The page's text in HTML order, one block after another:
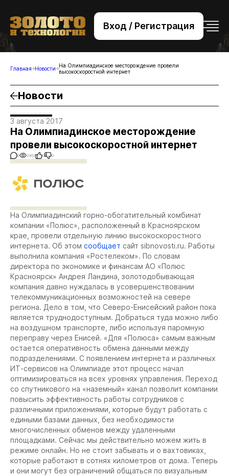
Вход / Регистрация
+7 (495) 221-76-32
bsv@zolteh.ru
Главная Новости
На Олимпиадинское месторождение провели
высокоскоростной интернет
Новости
3 августа 2017
На Олимпиадинское месторождение
провели высокоскоростной интернет
0 2957 0 0
На Олимпиадинский горно-обогатительный комбинат
компании «Полюс», расположенный в Красноярском
крае, провели отдельную линию высокоскоростного
интернета. Об этом сообщает сайт sibnovosti.ru. Работы
выполнила компания «Ростелеком». По словам
директора по экономике и финансам АО «Полюс
Красноярск» Андрея Ландина, золотодобывающая
компания давно нуждалась в усовершенствовании
телекоммуникационных возможностей на севере
региона. Дело в том, что Северо-Енисейский район пока
является труднодоступным. Добраться туда можно либо
на воздушном транспорте, либо используя паромную
переправу через Енисей. «Для «Полюса» самым важным
остается оперативность обмена данными между
подразделениями. С появлением интернета и различных
ИТ-сервисов на Олимпиаде этот процесс начал
оптимизироваться на всех уровнях управления. Переход
со спутникового на «наземный» канал позволит компании
повысить эффективность работы сотрудников с
различными приложениями, которые будут работать с
едиными базами данных, без необходимости
многочисленных обменов между удаленными
площадками. Сейчас мы действительно можем жить в
режиме онлайн. Но не стоит забывать и о вахтовиках,
которые работают в сотнях километров от дома. Теперь
и они могут без ограничений общаться по визуальным